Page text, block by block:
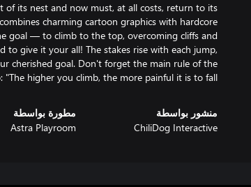
of its nest and now must, at all costs, return to its
charming cartoon graphics with hardcore
goal — to climb to the top, overcoming cliffs and
to give it your all! The stakes rise with each jump,
cherished goal. Don't forget the main rule of the
"The higher you climb, the more painful it is to fall!"
منشور بواسطة
ChiliDog Interactive
مطورة بواسطة
Astra Playroom